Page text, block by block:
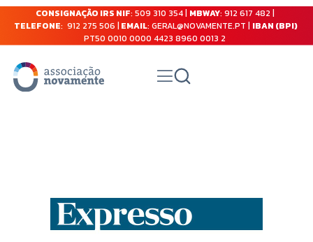
CONSIGNAÇÃO IRS NIF: 509 310 354 | MBWAY: 912 617 482 |
TELEFONE: 912 275 506 | EMAIL: GERAL@NOVAMENTE.PT | IBAN (BPI)
PT50 0010 0000 4423 8960 0013 2